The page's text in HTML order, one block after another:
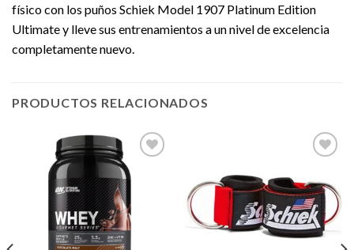
físico con los puños Schiek Model 1907 Platinum Edition
Ultimate y lleve sus entrenamientos a un nivel de excelencia
completamente nuevo.
PRODUCTOS RELACIONADOS
Agregar
Lista de
deseos